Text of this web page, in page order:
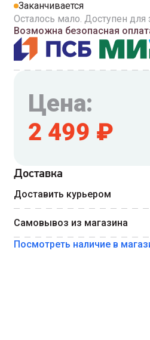
Заканчивается
Осталось мало. Доступен
Возможна безопасная
Цена:
2 499 ₽
Номер телефона
Доставка
Доставить курьером
Самовывоз из магазина
Посмотреть наличие в